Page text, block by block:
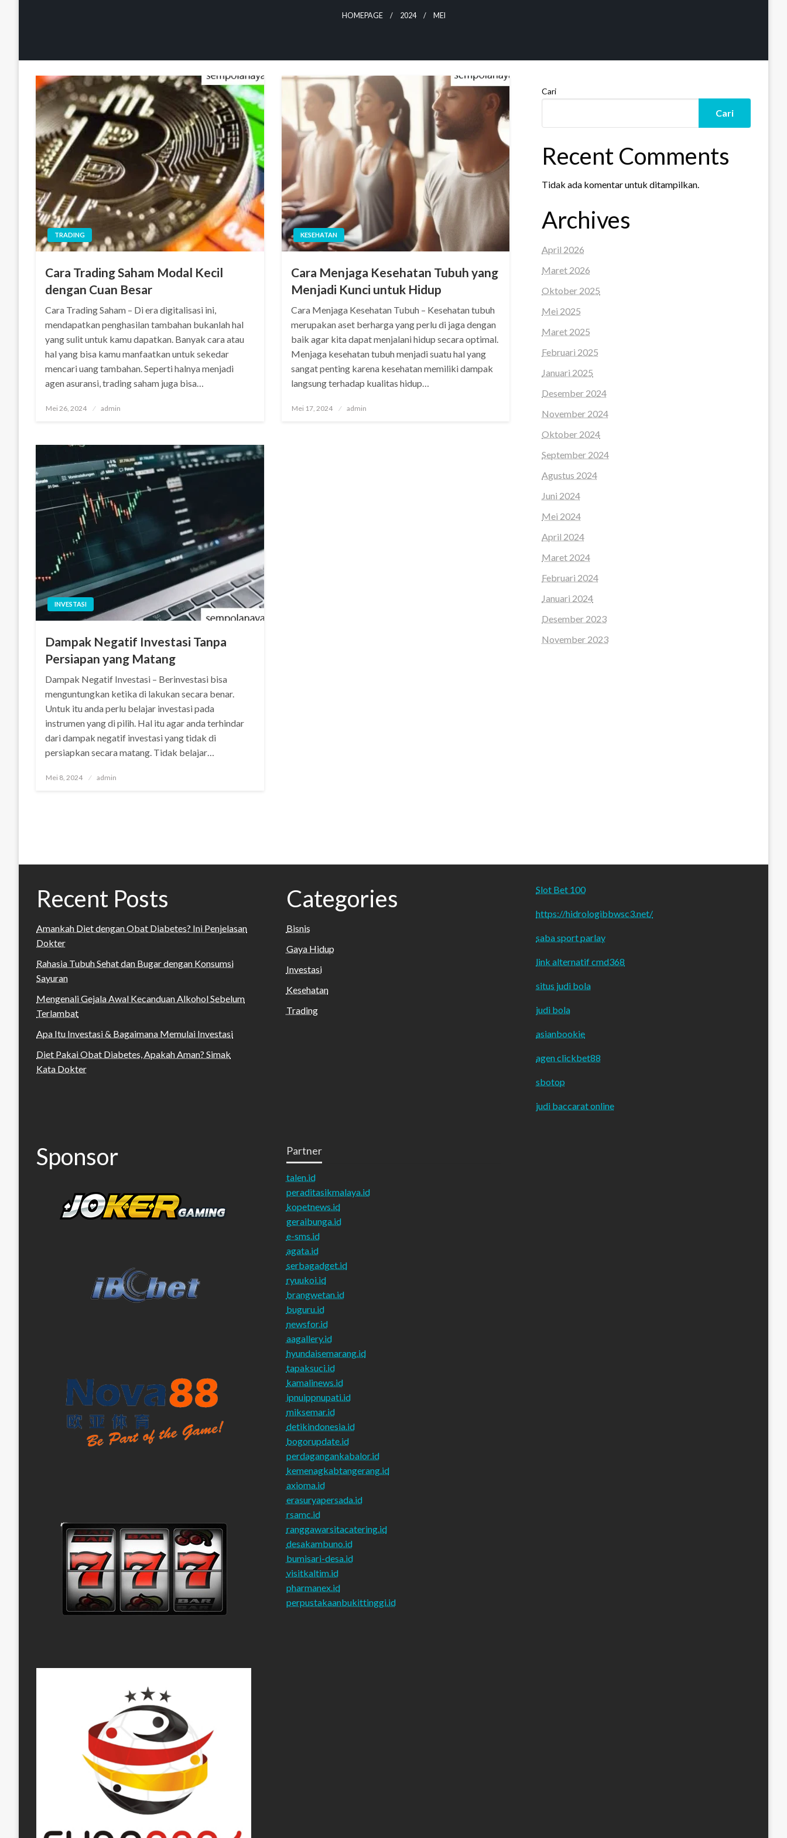
HOMEPAGE 2024 MEI
TRADING
Cara Trading Saham Modal Kecil
dengan Cuan Besar
Cara Trading Saham – Di era digitalisasi ini,
mendapatkan penghasilan tambahan bukanlah hal
yang sulit untuk kamu dapatkan. Banyak cara atau
hal yang bisa kamu manfaatkan untuk sekedar
mencari uang tambahan. Seperti halnya menjadi
agen asuransi, trading saham juga bisa…
Posted
Mei 26, 2024 admin
KESEHATAN
Cara Menjaga Kesehatan Tubuh yang
Menjadi Kunci untuk Hidup
Cara Menjaga Kesehatan Tubuh – Kesehatan tubuh
merupakan aset berharga yang perlu di jaga dengan
baik agar kita dapat menjalani hidup secara optimal.
Menjaga kesehatan tubuh menjadi suatu hal yang
sangat penting karena kesehatan memiliki dampak
langsung terhadap kualitas hidup…
Posted
Mei 17, 2024 admin
INVESTASI
Dampak Negatif Investasi Tanpa
Persiapan yang Matang
Dampak Negatif Investasi – Berinvestasi bisa
menguntungkan ketika di lakukan secara benar.
Untuk itu anda perlu belajar investasi pada
instrumen yang di pilih. Hal itu agar anda terhindar
dari dampak negatif investasi yang tidak di
persiapkan secara matang. Tidak belajar…
Posted
Mei 8, 2024 admin
Cari
Cari
Recent Comments
Tidak ada komentar untuk ditampilkan.
Archives
April 2026
Maret 2026
Oktober 2025
Mei 2025
Maret 2025
Februari 2025
Januari 2025
Desember 2024
November 2024
Oktober 2024
September 2024
Agustus 2024
Juni 2024
Mei 2024
April 2024
Maret 2024
Februari 2024
Januari 2024
Desember 2023
November 2023
Recent Posts
Amankah Diet dengan Obat Diabetes? Ini Penjelasan
Dokter
Rahasia Tubuh Sehat dan Bugar dengan Konsumsi
Sayuran
Mengenali Gejala Awal Kecanduan Alkohol Sebelum
Terlambat
Apa Itu Investasi & Bagaimana Memulai Investasi
Diet Pakai Obat Diabetes, Apakah Aman? Simak
Kata Dokter
Categories
Bisnis
Gaya Hidup
Investasi
Kesehatan
Trading
Slot Bet 100
https://hidrologibbwsc3.net/
saba sport parlay
link alternatif cmd368
situs judi bola
judi bola
asianbookie
agen clickbet88
sbotop
judi baccarat online
Sponsor Partner
talen.id
peraditasikmalaya.id
kopetnews.id
geraibunga.id
e-sms.id
agata.id
serbagadget.id
ryuukoi.id
brangwetan.id
buguru.id
newsfor.id
aagallery.id
hyundaisemarang.id
tapaksuci.id
kamalinews.id
ipnuippnupati.id
miksemar.id
detikindonesia.id
bogorupdate.id
perdagangankabalor.id
kemenagkabtangerang.id
axioma.id
erasuryapersada.id
rsamc.id
ranggawarsitacatering.id
desakambuno.id
bumisari-desa.id
visitkaltim.id
pharmanex.id
perpustakaanbukittinggi.id